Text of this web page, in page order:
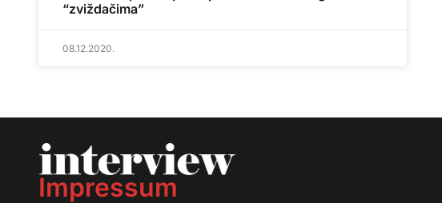
“zviždačima”
08.12.2020.
Impressum